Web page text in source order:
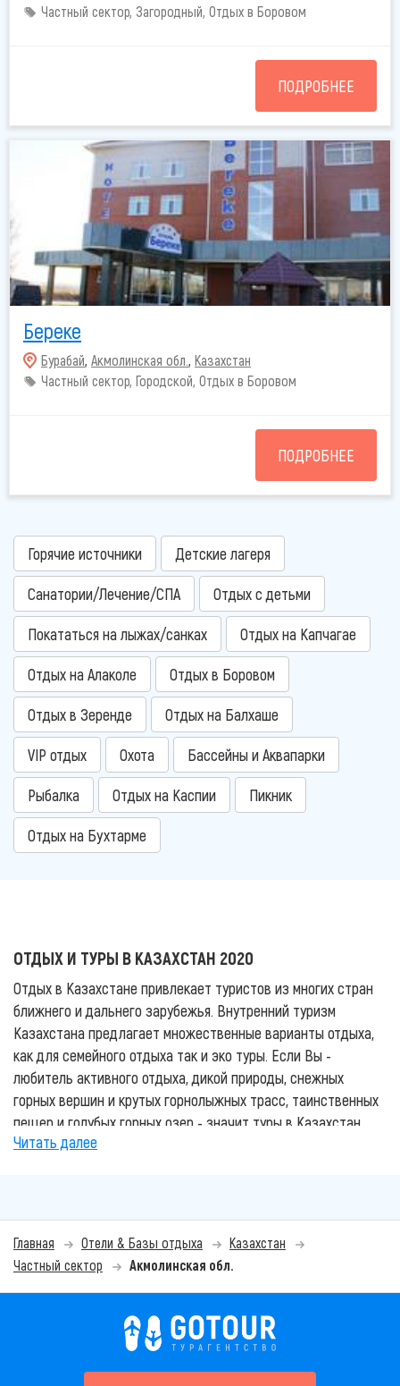
Частный сектор, Загородный, Отдых в Боровом
ПОДРОБНЕЕ
Береке
Бурабай Акмолинская обл. Казахстан
Частный сектор, Городской, Отдых в Боровом
ПОДРОБНЕЕ
Горячие источники Детские лагеря
Санатории/Лечение/СПА Отдых с детьми
Покататься на лыжах/санках Отдых на Капчагае
Отдых на Алаколе Отдых в Боровом
Отдых в Зеренде Отдых на Балхаше
VIP отдых Охота Бассейны и Аквапарки
Рыбалка Отдых на Каспии Пикник
Отдых на Бухтарме
ОТДЫХ И ТУРЫ В КАЗАХСТАН 2020
Отдых в Казахстане привлекает туристов из многих стран
ближнего и дальнего зарубежья. Внутренний туризм
Казахстана предлагает множественные варианты отдыха,
как для семейного отдыха так и эко туры. Если Вы -
любитель активного отдыха, дикой природы, снежных
горных вершин и крутых горнолыжных трасс, таинственных
пещер и голубых горных озер - значит туры в Казахстан
Вас приятно удивят. Этот отдых не только зарядит вас
представлены на нашем сайте. Основные и популярные
направления отдыха в Казахстане: отдых на Алаколе,
Боровое, Горячие источники и другие. Вы также
можетевоспользоваться услугами наших
квалифицированных турагентовдля подбора и
бронирования своего отдыха. Мы знаем все о лучшем и
Читать далее
Главная Отели & Базы отдыха
Казахстан
Частный сектор
Акмолинская обл.